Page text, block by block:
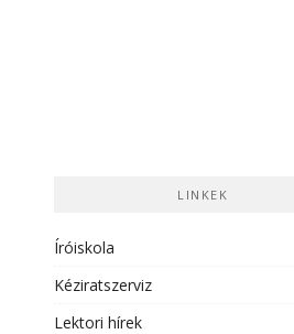
LINKEK
Íróiskola
Kéziratszerviz
Lektori hírek